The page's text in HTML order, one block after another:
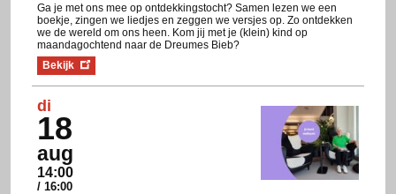
Ga je met ons mee op ontdekkingstocht? Samen lezen we een
boekje, zingen we liedjes en zeggen we versjes op. Zo ontdekken
we de wereld om ons heen. Kom jij met je (klein) kind op
maandagochtend naar de Dreumes Bieb?
Bekijk
di
18
aug
14:00
/ 16:00